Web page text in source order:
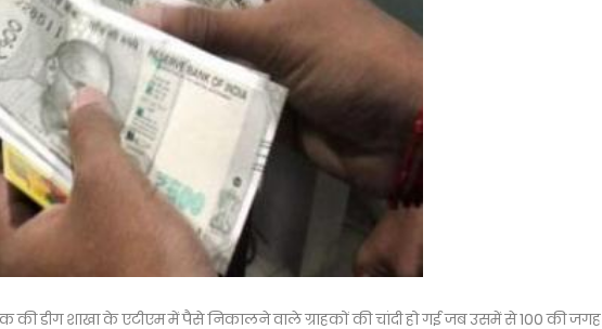
डीग शाखा के एटीएम में पैसे निकालने वाले ग्राहकों की चांदी हो गई जब उसमें से 100 की जगह